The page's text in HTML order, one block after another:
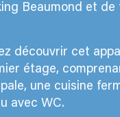
Valeurs
de pièces
Beaumond et
découvrir cet
étage,
une cuisine
avec WC.